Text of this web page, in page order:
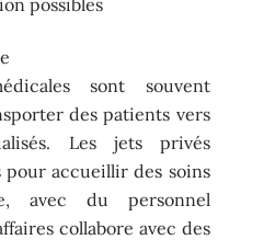
sont souvent
des patients vers
Les jets privés
accueillir des soins
avec du personnel
collabore avec des